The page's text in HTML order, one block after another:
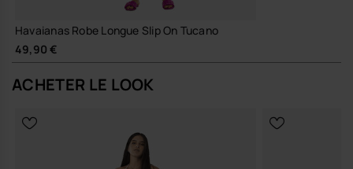
Havaianas Robe Longue Slip On Tucano
49,90 €
ACHETER LE LOOK